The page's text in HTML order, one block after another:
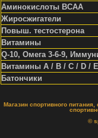
Аминокислоты ВСАА
Жиросжигатели
Повыш. тестостерона
Витамины
Q-10, Омега 3-6-9,
Витамины A / В / С / D / Е
Батончики
Магазин спортивного
©